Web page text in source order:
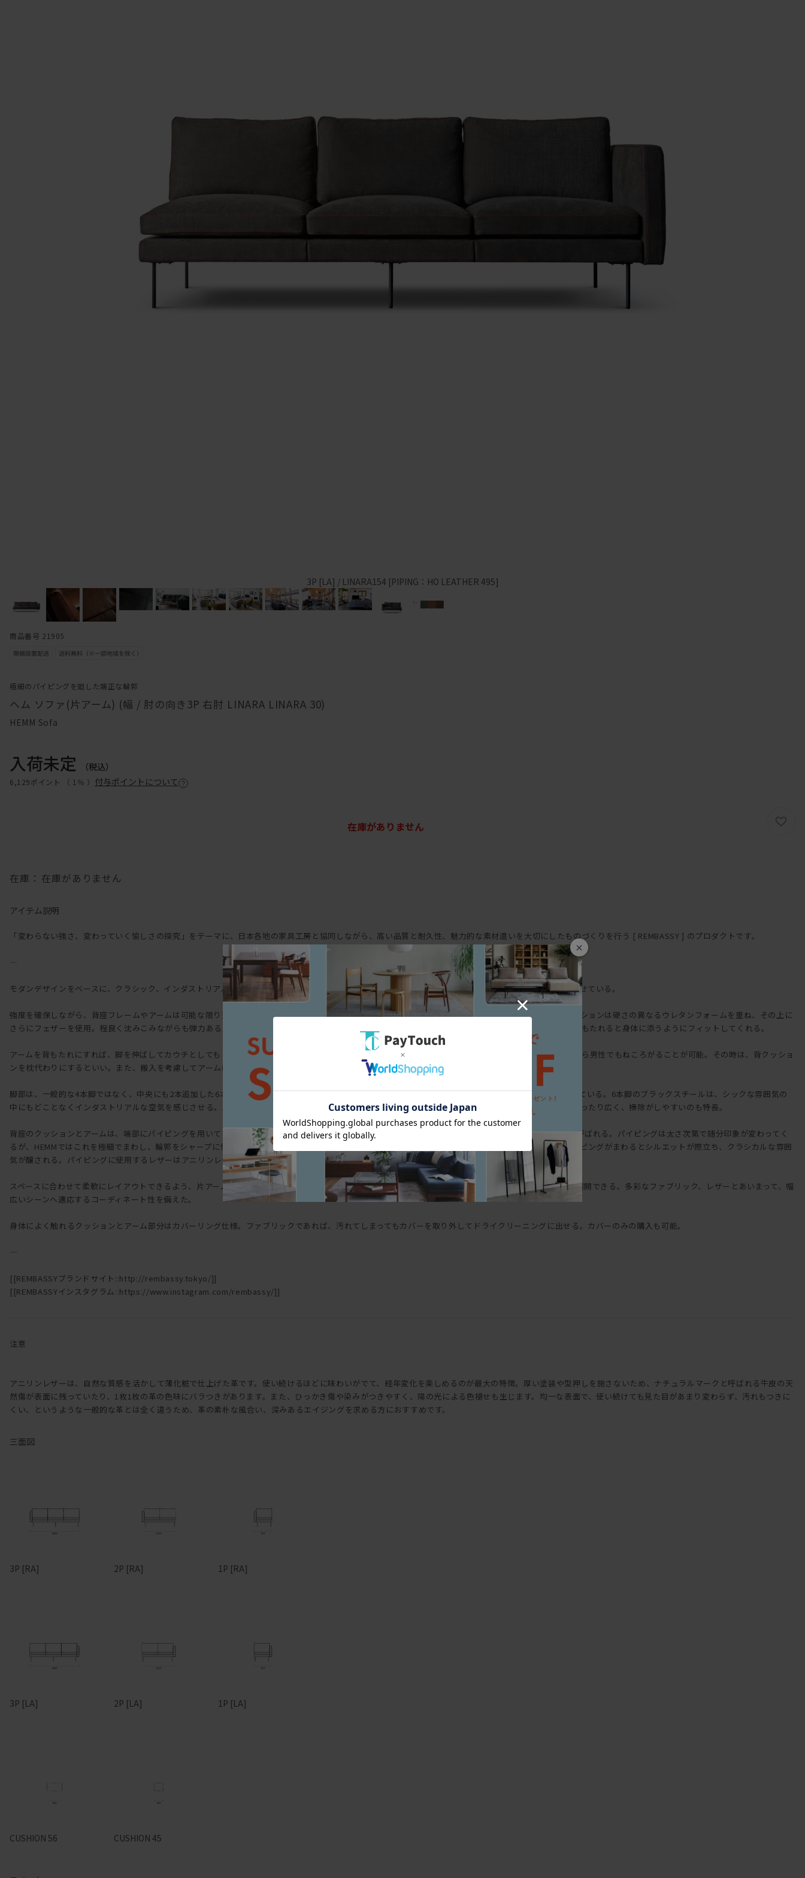
×
極細のパイピングを廻した端正な輪郭
ヘム ソファ(片アーム) (幅 / 肘の向き3P 右肘 LINARA LINARA 30)
HEMM Sofa
3P [LA] / LINARA154 [PIPING：HO LEATHER 495]
入荷未定 （税込）
6,129ポイント （ 1％ ） 付与ポイントについて
在庫： 在庫がありません
在庫がありません
アイテム説明
「変わらない強さ、変わっていく愉しさの探究」をテーマに、日本各地の家具工房と協同しながら、高い品質と耐久性、魅力的な素材遣いを大切にしたものづくりを行う [ REMBASSY ] のプロダクトです。
モダンデザインをベースに、クラシック、インダストリアルのエッセンスを取り入れたソファ。シンプルな造形の中に、繊細なディテールと機能性をしのばせている。
強度を確保しながら、背座フレームやアームは可能な限り薄く設計。各部にシャープさをもたせることで、ほどよく上品な佇まいを引き出している。座クッションは硬さの異なるウレタンフォームを重ね、その上に
さらにフェザーを使用。程良く沈みこみながらも弾力ある座り心地に。背クッションは、たっぷりのフェザーでウレタンフォームの芯材をはさみこむ構成。もたれると身体に添うようにフィットしてくれる。
アームを背もたれにすれば、脚を伸ばしてカウチとしてもくつろげる。サポートクッションをかませるとより快適に。アームが細いため座面幅が広く、3Pなら男性でもねころがることが可能。その時は、背クッショ
ンを枕代わりにするといい。また、搬入を考慮してアームは着脱できるようになっている。
脚部は、一般的な4本脚ではなく、中央にも2本追加した6本脚としている。これによりソファにかかる負荷が分散でき、薄い座フレーム、細い脚部が実現している。6本脚のブラックスチールは、シックな雰囲気の
中にもどことなくインダストリアルな空気を感じさせる。脚部先端にはアジャスターが付いているので、設置時は調整を。脚部に高さがあるので座面下はゆったり広く、掃除がしやすいのも特長。
背座のクッションとアームは、端部にパイピングを用いている。パイピングとは、2枚の布や革の継ぎ目に別布を挟んでとめる縫製手法のことで、玉縁とも呼ばれる。パイピングは太さ次第で随分印象が変わってく
るが、HEMMではこれを極細でまわし、輪郭をシャープに仕立てた。ファブリックで張る場合、パイピングは共生地の他、レザーも選択可能。レザーのパイピングがまわるとシルエットが際立ち、クラシカルな雰囲
気が醸される。パイピングに使用するレザーはアニリンレザー。細部まで贅沢だ。
スペースに合わせて柔軟にレイアウトできるよう、片アームタイプ、アームレスタイプ、コーナータイプなどもラインナップ。組み合わせることでL型にも展開できる。多彩なファブリック、レザーとあいまって、幅
広いシーンへ適応するコーディネート性を備えた。
身体によく触れるクッションとアーム部分はカバーリング仕様。ファブリックであれば、汚れてしまってもカバーを取り外してドライクリーニングに出せる。カバーのみの購入も可能。
[[REMBASSYブランドサイト::http://rembassy.tokyo/]]
[[REMBASSYインスタグラム::https://www.instagram.com/rembassy/]]
注意
アニリンレザーは、自然な質感を活かして薄化粧で仕上げた革です。使い続けるほどに味わいがでて、経年変化を楽しめるのが最大の特徴。厚い塗装や型押しを施さないため、ナチュラルマークと呼ばれる牛皮の天
然傷が表面に残っていたり、1枚1枚の革の色味にバラつきがあります。また、ひっかき傷や染みがつきやすく、陽の光による色褪せも生じます。均一な表面で、使い続けても見た目があまり変わらず、汚れもつきに
くい、というような一般的な革とは全く違うため、革の素朴な風合い、深みあるエイジングを求める方におすすめです。
三面図
3P [RA] 2P [RA] 1P [RA]
3P [LA] 2P [LA] 1P [LA]
CUSHION 56 CUSHION 45
商品番号 21905